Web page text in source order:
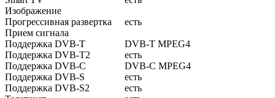
Изображение
Прогрессивная развертка
есть
Прием сигнала
Поддержка DVB-T
DVB-T MPEG4
Поддержка DVB-T2
есть
Поддержка DVB-C
DVB-C MPEG4
Поддержка DVB-S
есть
Поддержка DVB-S2
есть